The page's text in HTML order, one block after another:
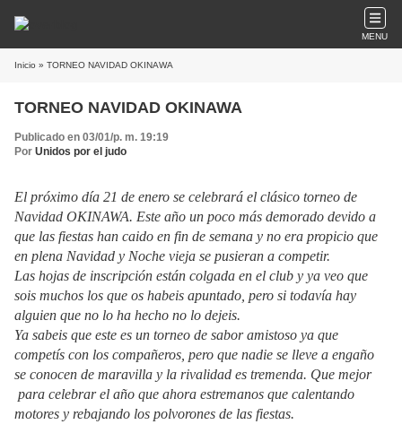
MENU
Inicio » TORNEO NAVIDAD OKINAWA
TORNEO NAVIDAD OKINAWA
Publicado en 03/01/p. m. 19:19
Por Unidos por el judo
El próximo día 21 de enero se celebrará el clásico torneo de
Navidad OKINAWA. Este año un poco más demorado devido a
que las fiestas han caido en fin de semana y no era propicio que
en plena Navidad y Noche vieja se pusieran a competir.
Las hojas de inscripción están colgada en el club y ya veo que
sois muchos los que os habeis apuntado, pero si todavía hay
alguien que no lo ha hecho no lo dejeis.
Ya sabeis que este es un torneo de sabor amistoso ya que
competís con los compañeros, pero que nadie se lleve a engaño
se conocen de maravilla y la rivalidad es tremenda. Que mejor
para celebrar el año que ahora estremanos que calentando
motores y rebajando los polvorones de las fiestas.